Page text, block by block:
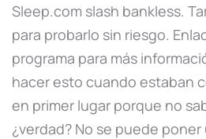
Sleep.com slash bankless.
para probarlo sin riesgo.
programa para más
hacer esto cuando estaban
en primer lugar porque no
¿verdad? No se puede